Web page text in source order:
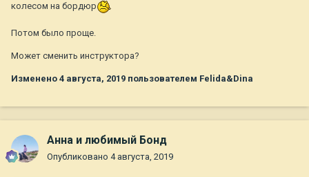
колесом на бордюр
Потом было проще.
Может сменить инструктора?
Изменено 4 августа, 2019 пользователем Felida&Dina
Анна и любимый Бонд
Опубликовано 4 августа, 2019